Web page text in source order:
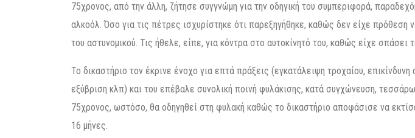
75χρονος, από την άλλη, ζήτησε συγγνώμη για την οδηγική του συμπεριφορά,
αλκοόλ. Όσο για τις πέτρες ισχυρίστηκε ότι παρεξηγήθηκε, καθώς δεν είχε πρόθεση
του αστυνομικού. Τις ήθελε, είπε, για κόντρα στο αυτοκίνητό του, καθώς είχε σπάσει
Το δικαστήριο τον έκρινε ένοχο για επτά πράξεις (εγκατάλειψη τροχαίου, επικίνδυνη
εξύβριση κλπ) και του επέβαλε συνολική ποινή φυλάκισης, κατά συγχώνευση,
75χρονος, ωστόσο, θα οδηγηθεί στη φυλακή καθώς το δικαστήριο αποφάσισε να
16 μήνες.